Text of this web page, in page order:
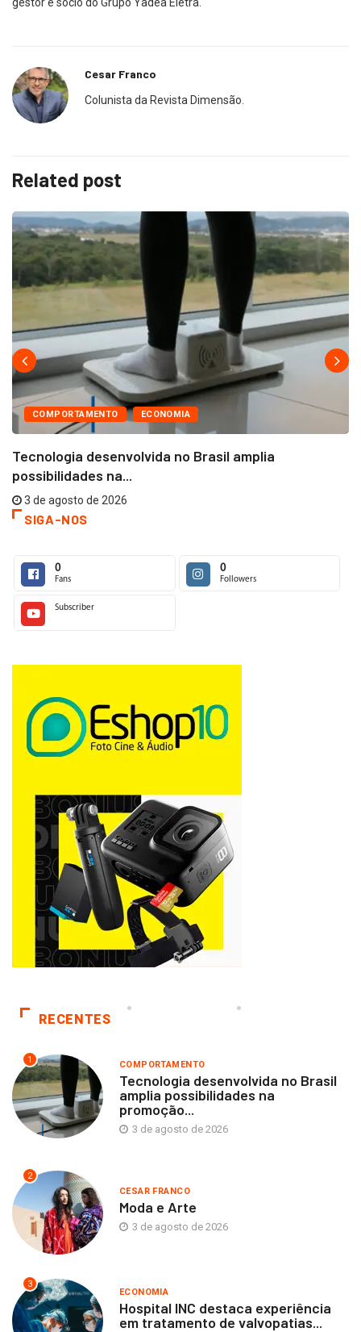
gestor e sócio do Grupo Yadea Eletra.
Cesar Franco
Colunista da Revista Dimensão.
Related post
COMPORTAMENTO ECONOMIA
Tecnologia desenvolvida no Brasil amplia
possibilidades na...
3 de agosto de 2026
SIGA-NOS
0
Fans
0
Followers
Subscriber
RECENTES
1 COMPORTAMENTO
Tecnologia desenvolvida no Brasil
amplia possibilidades na
promoção...
3 de agosto de 2026
2
CESAR FRANCO
Moda e Arte
3 de agosto de 2026
3
ECONOMIA
Hospital INC destaca experiência
em tratamento de valvopatias...